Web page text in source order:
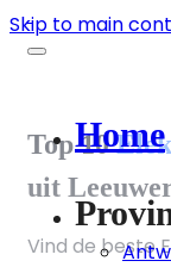
Skip to main
Home
Top 10
uit
Vind de beste